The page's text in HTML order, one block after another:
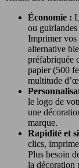
Économie :
ou
Imprimer vos
alternative
préfabriquée
papier (500
multitude
le logo de
une
marque.
Rapidité et
clics,
Plus besoin
la décoration